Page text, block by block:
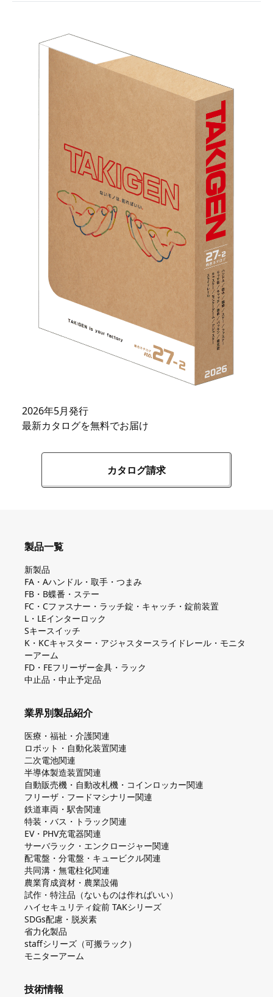
2026年5月発行
最新カタログを無料でお届け
カタログ請求
製品一覧
新製品
FA・Aハンドル・取手・つまみ
FB・B蝶番・ステー
FC・Cファスナー・ラッチ錠・キャッチ・錠前装置
L・LEインターロック
Sキースイッチ
K・KCキャスター・アジャスタースライドレール・モニタ
ーアーム
FD・FEフリーザー金具・ラック
中止品・中止予定品
業界別製品紹介
医療・福祉・介護関連
ロボット・自動化装置関連
二次電池関連
半導体製造装置関連
自動販売機・自動改札機・コインロッカー関連
フリーザ・フードマシナリー関連
鉄道車両・駅舎関連
特装・バス・トラック関連
EV・PHV充電器関連
サーバラック・エンクロージャー関連
配電盤・分電盤・キュービクル関連
共同溝・無電柱化関連
農業育成資材・農業設備
試作・特注品（ないものは作ればいい）
ハイセキュリティ錠前 TAKシリーズ
SDGs配慮・脱炭素
省力化製品
staffシリーズ（可搬ラック）
モニターアーム
技術情報